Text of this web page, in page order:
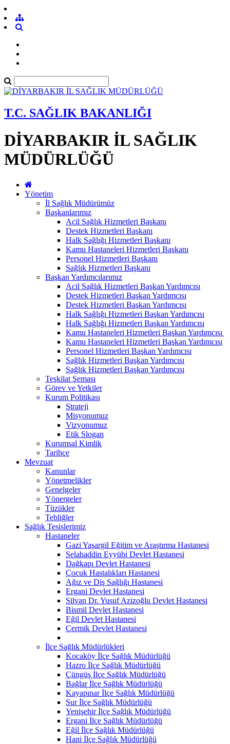
T.C. SAĞLIK BAKANLIĞI
DİYARBAKIR İL SAĞLIK
MÜDÜRLÜĞÜ
Yönetim
İl Sağlık Müdürümüz
Başkanlarımız
Acil Sağlık Hizmetleri Başkanı
Destek Hizmetleri Başkanı
Halk Sağlığı Hizmetleri Başkanı
Kamu Hastaneleri Hizmetleri Başkanı
Personel Hizmetleri Başkanı
Sağlık Hizmetleri Başkanı
Başkan Yardımcılarımız
Acil Sağlık Hizmetleri Başkan Yardımcısı
Destek Hizmetleri Başkan Yardımcısı
Destek Hizmetleri Başkan Yardımcısı
Halk Sağlığı Hizmetleri Başkan Yardımcısı
Halk Sağlığı Hizmetleri Başkan Yardımcısı
Kamu Hastaneleri Hizmetleri Başkan Yardımcısı ​
Kamu Hastaneleri Hizmetleri Başkan Yardımcısı
Personel Hizmetleri Başkan Yardımcısı
Sağlık Hizmetleri Başkan Yardımcısı
Sağlık Hizmetleri Başkan Yardımcısı
Teşkilat Şeması
Görev ve Yetkiler
Kurum Politikası
Strateji
Misyonumuz
Vizyonumuz
Etik Slogan
Kurumsal Kimlik
Tarihçe
Mevzuat
Kanunlar
Yönetmelikler
Genelgeler
Yönergeler
Tüzükler
Tebliğler
Sağlık Tesislerimiz
Hastaneler
Gazi Yaşargil Eğitim ve Araştırma Hastanesi
Selahaddin Eyyübi Devlet Hastanesi
Dağkapı Devlet Hastanesi
Çocuk Hastalıkları Hastanesi
Ağız ve Diş Sağlığı Hastanesi
Ergani Devlet Hastanesi
Silvan Dr. Yusuf Azizoğlu Devlet Hastanesi
Bismil Devlet Hastanesi
Eğil Devlet Hastanesi
Çermik Devlet Hastanesi
İlçe Sağlık Müdürlükleri
Kocaköy İlçe Sağlık Müdürlüğü
Hazro İlçe Sağlık Müdürlüğü
Çüngüş İlçe Sağlık Müdürlüğü
Bağlar İlçe Sağlık Müdürlüğü
Kayapınar İlçe Sağlık Müdürlüğü
Sur İlçe Sağlık Müdürlüğü
Yenişehir İlçe Sağlık Müdürlüğü
Ergani İlçe Sağlık Müdürlüğü
Eğil İlçe Sağlık Müdürlüğü
Hani İlçe Sağlık Müdürlüğü